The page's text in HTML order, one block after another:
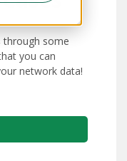
through some
you can
network data!